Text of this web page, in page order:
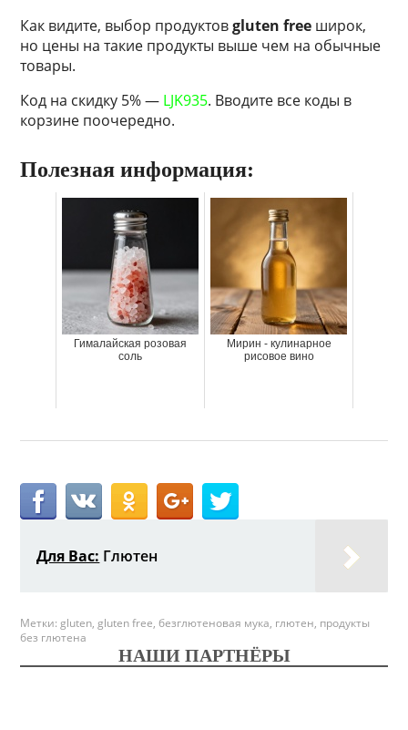
Как видите, выбор продуктовgluten free широк,
но цены на такие продукты выше чем на обычные
товары.
Код на скидку 5% — LJK935. Вводите все коды в
корзине поочередно.
Полезная информация:
Гималайская розовая
соль
Мирин - кулинарное
рисовое вино
Для Вас: Глютен
Метки: gluten, gluten free,безглютеновая мука, глютен, продукты
без глютена
НАШИ ПАРТНЁРЫ